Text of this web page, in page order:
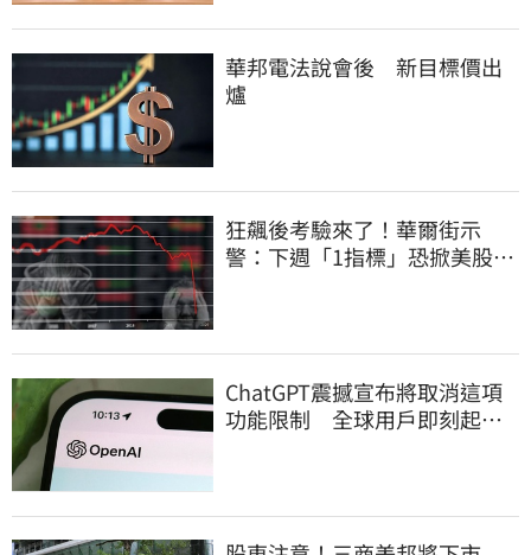
華邦電法說會後 新目標價出
爐
狂飆後考驗來了！華爾街示
警：下週「1指標」恐掀美股暴
ChatGPT震撼宣布將取消這項
功能限制 全球用戶即刻起